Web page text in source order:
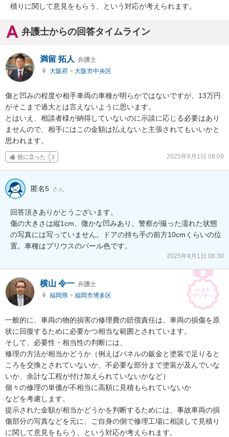
積りに関して意見をもらう、という対応が考えられます。
弁護士からの回答タイムライン
満留 拓人 弁護士
大阪府 > 大阪市中央区
傷と凹みの程度や相手車両の車種が明らかではないですが、13万円
がそこまで過大とは言えないように思います。
とはいえ、相談者様が納得していないのに示談に応じる必要はあり
ませんので、相手にはこの金額は払えないと主張されてもいいかと
思われます。
役に立った 1 2025年9月1日 08:09
匿名5 さん
回答頂きありがとうございます。
傷の大きさは縦1cm、微かな凹みあり。警察が撮った濡れた状態
の写真には写っていません。ドアの持ち手の前方10cmくらいの位
置。車種はプリウスのパール色です。
2025年9月1日 08:30
横山 令一 弁護士
福岡県 > 福岡市博多区
一般的に、車両の物的損害の修理費の賠償責任は、車両の損傷を原
状に回復するために必要かつ相当な範囲とされています。
そして、必要性・相当性の判断には、
修理の方法が相当かどうか（例えばパネルの鈑金と塗装で足りると
ころを交換とされていないか、不必要な部分まで塗装が及んでいな
いか、余計な工程が付け加えられていないかなど）
個々の修理の単価が不相当に高額に見積もられていないか
などを考慮します。
提示された金額が相当かどうかを判断するためには、事故車両の損
傷部分の写真などを元に、ご自身の側で修理工場に相談して見積り
に関して意見をもらう、という対応が考えられます。